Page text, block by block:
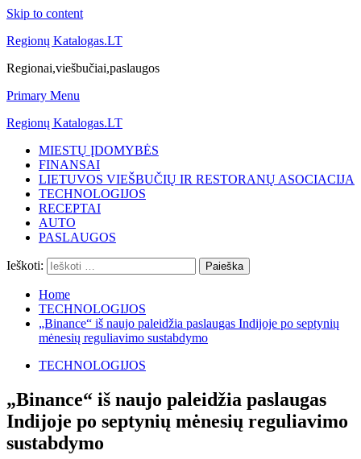
Skip to content
Regionų Katalogas.LT
Regionai,viešbučiai,paslaugos
Primary Menu
Regionų Katalogas.LT
MIESTŲ ĮDOMYBĖS
FINANSAI
LIETUVOS VIEŠBUČIŲ IR RESTORANŲ ASOCIACIJA
TECHNOLOGIJOS
RECEPTAI
AUTO
PASLAUGOS
Ieškoti:
Home
TECHNOLOGIJOS
„Binance“ iš naujo paleidžia paslaugas Indijoje po septynių
mėnesių reguliavimo sustabdymo
TECHNOLOGIJOS
„Binance“ iš naujo paleidžia paslaugas
Indijoje po septynių mėnesių reguliavimo
sustabdymo